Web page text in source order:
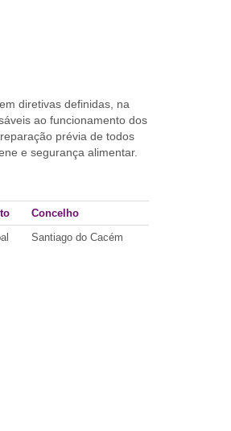
diretivas definidas, na
ao funcionamento dos
prévia de todos
e segurança alimentar.
Concelho
Santiago do Cacém